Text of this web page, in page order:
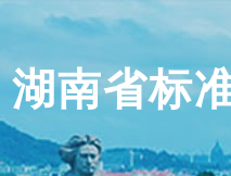
湖南省标